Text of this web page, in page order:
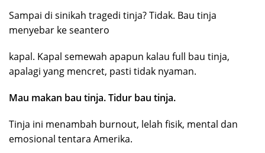
Sampai di sinikah tragedi tinja? Tidak. Bau tinja
menyebar ke seantero
kapal. Kapal semewah apapun kalau full bau tinja,
apalagi yang mencret, pasti tidak nyaman.
Mau makan bau tinja. Tidur bau tinja.
Tinja ini menambah burnout, lelah fisik, mental dan
emosional tentara Amerika.